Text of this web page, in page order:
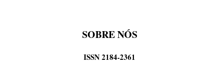
SOBRE NÓS
ISSN 2184-2361